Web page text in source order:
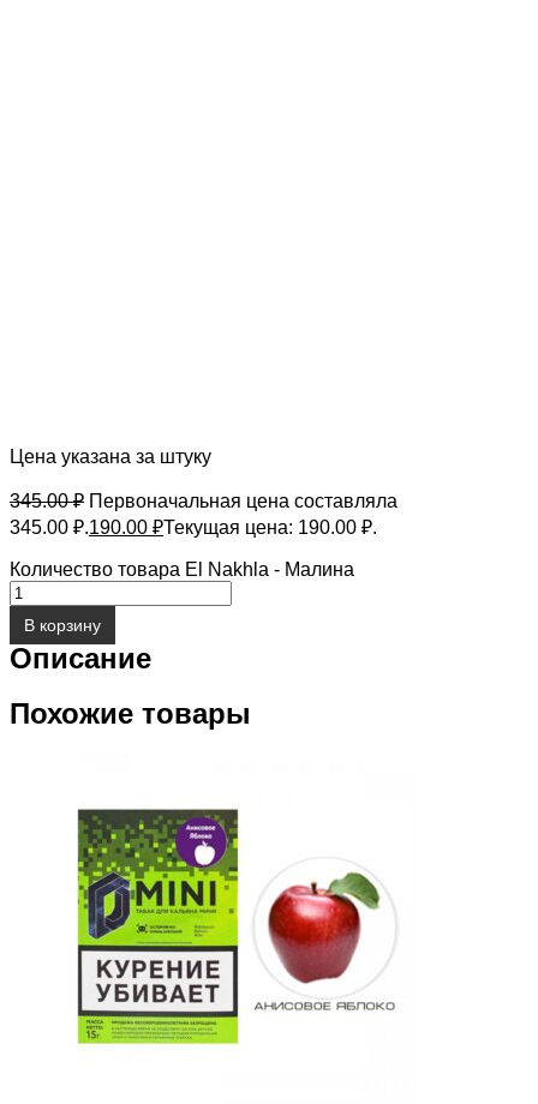
Цена указана за штуку
345.00₽ Первоначальная цена составляла
345.00 ₽.190.00 ₽Текущая цена: 190.00 ₽.
Количество товара El Nakhla - Малина
В корзину
Описание
Похожие товары